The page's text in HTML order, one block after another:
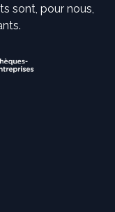
sont, pour nous,